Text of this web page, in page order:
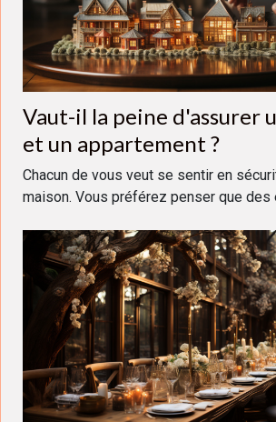
Vaut-il la peine d'assurer
et un appartement ?
Chacun de vous veut se sentir en
maison. Vous préférez penser que des